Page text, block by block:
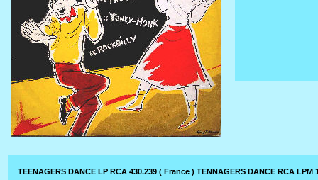
TEENAGERS DANCE LP RCA 430.239 ( France ) TENNAGERS DANCE RCA LPM